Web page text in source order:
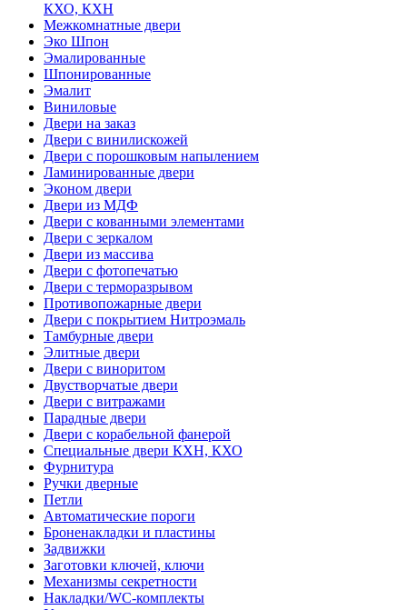
КХО, КХН
Межкомнатные двери
Эко Шпон
Эмалированные
Шпонированные
Эмалит
Виниловые
Двери на заказ
Двери с винилискожей
Двери с порошковым напылением
Ламинированные двери
Эконом двери
Двери из МДФ
Двери с кованными элементами
Двери с зеркалом
Двери из массива
Двери с фотопечатью
Двери с терморазрывом
Противопожарные двери
Двери с покрытием Нитроэмаль
Тамбурные двери
Элитные двери
Двери с виноритом
Двустворчатые двери
Двери с витражами
Парадные двери
Двери с корабельной фанерой
Специальные двери КХН, КХО
Фурнитура
Ручки дверные
Петли
Автоматические пороги
Броненакладки и пластины
Задвижки
Заготовки ключей, ключи
Механизмы секретности
Накладки/WC-комплекты